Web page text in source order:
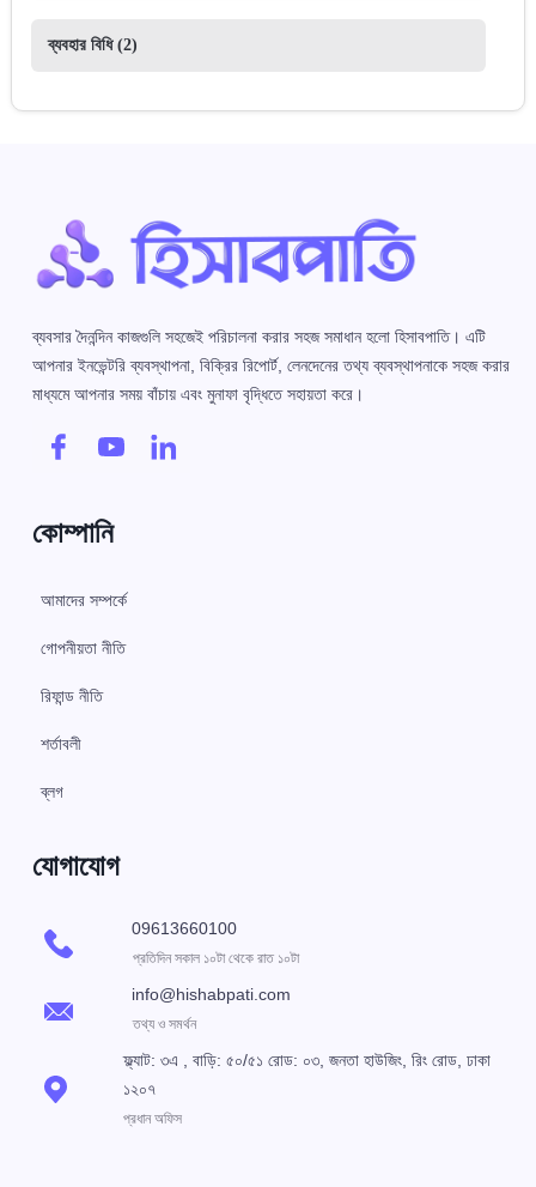
ব্যবহার বিধি(2)
ব্যবসার দৈনন্দিন কাজগুলি সহজেই পরিচালনা করার সহজ সমাধান হলো হিসাবপাতি। এটি
আপনার ইনভেন্টরি ব্যবস্থাপনা, বিক্রির রিপোর্ট, লেনদেনের তথ্য ব্যবস্থাপনাকে সহজ করার
মাধ্যমে আপনার সময় বাঁচায় এবং মুনাফা বৃদ্ধিতে সহায়তা করে।
কোম্পানি
আমাদের সম্পর্কে
গোপনীয়তা নীতি
রিফান্ড নীতি
শর্তাবলী
ব্লগ
যোগাযোগ
09613660100
প্রতিদিন সকাল ১০টা থেকে রাত ১০টা
info@hishabpati.com
তথ্য ও সমর্থন
ফ্ল্যাট: ৩এ , বাড়ি: ৫০/৫১ রোড: ০৩, জনতা হাউজিং, রিং রোড, ঢাকা
১২০৭
প্রধান অফিস